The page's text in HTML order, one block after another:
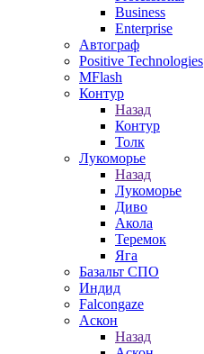
Business
Enterprise
Автограф
Positive Technologies
MFlash
Контур
Назад
Контур
Толк
Лукоморье
Назад
Лукоморье
Диво
Акола
Теремок
Яга
Базальт СПО
Индид
Falcongaze
Аскон
Назад